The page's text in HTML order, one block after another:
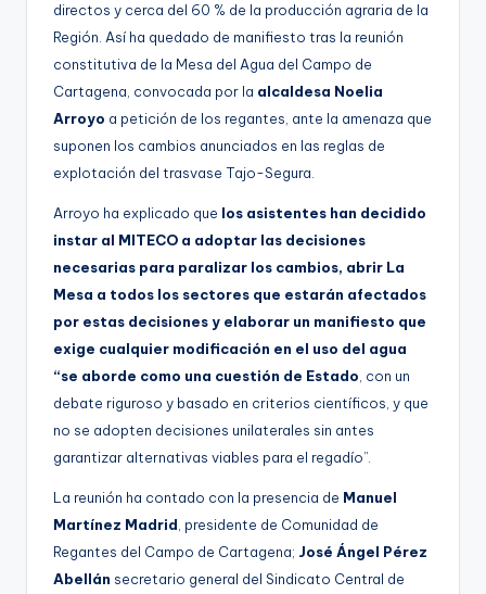
directos y cerca del 60 % de la producción agraria de la
Región. Así ha quedado de manifiesto tras la reunión
constitutiva de la Mesa del Agua del Campo de
Cartagena, convocada por la alcaldesa Noelia
Arroyo a petición de los regantes, ante la amenaza que
suponen los cambios anunciados en las reglas de
explotación del trasvase Tajo-Segura.
Arroyo ha explicado que los asistentes han decidido
instar al MITECO a adoptar las decisiones
necesarias para paralizar los cambios, abrir La
Mesa a todos los sectores que estarán afectados
por estas decisiones y elaborar un manifiesto que
exige cualquier modificación en el uso del agua
“se aborde como una cuestión de Estado, con un
debate riguroso y basado en criterios científicos, y que
no se adopten decisiones unilaterales sin antes
garantizar alternativas viables para el regadío”.
La reunión ha contado con la presencia de Manuel
Martínez Madrid, presidente de Comunidad de
Regantes del Campo de Cartagena; José Ángel Pérez
Abellán secretario general del Sindicato Central de